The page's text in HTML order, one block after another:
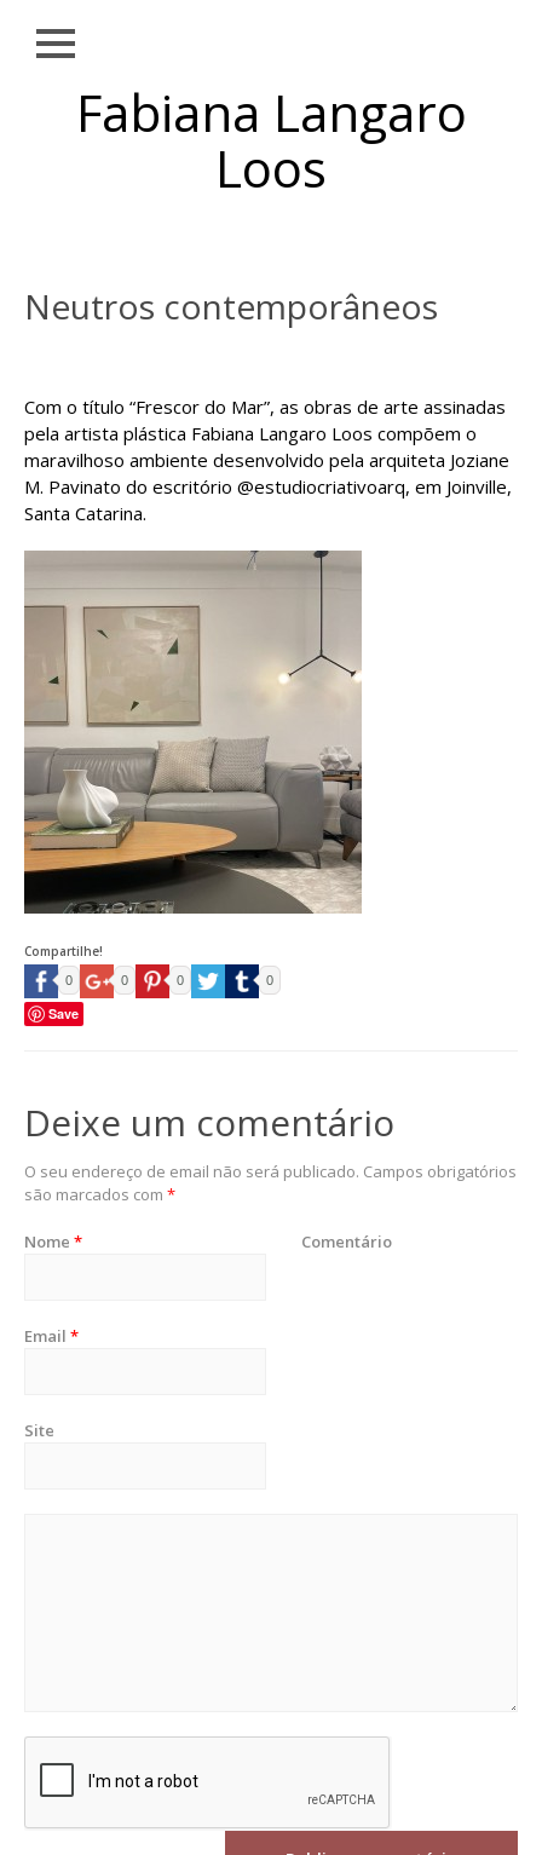
Fabiana Langaro
Loos
Close
NOTÍCIAS
CONTATO
Neutros contemporâneos
Com o título “Frescor do Mar”, as obras de arte assinadas
pela artista plástica Fabiana Langaro Loos compõem o
maravilhoso ambiente desenvolvido pela arquiteta Joziane
M. Pavinato do escritório @estudiocriativoarq, em Joinville,
Santa Catarina.
Compartilhe!
0 0 0 0
Save
Deixe um comentário
O seu endereço de email não será publicado. Campos obrigatórios
são marcados com *
Nome *
Email *
Site
Comentário